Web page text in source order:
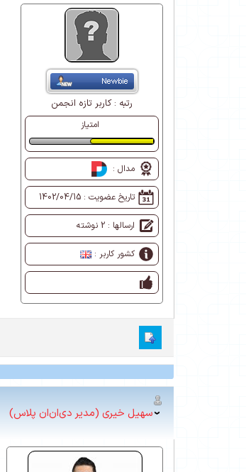
رتبه :کاربر تازه انجمن
امتیاز
طبیعی
مدال :
تاریخ عضویت : 1402/04/15
ارسالها : 2 نوشته
کشور کاربر :
سهیل خیری (مدیر دی‌ان‌ان پلاس)